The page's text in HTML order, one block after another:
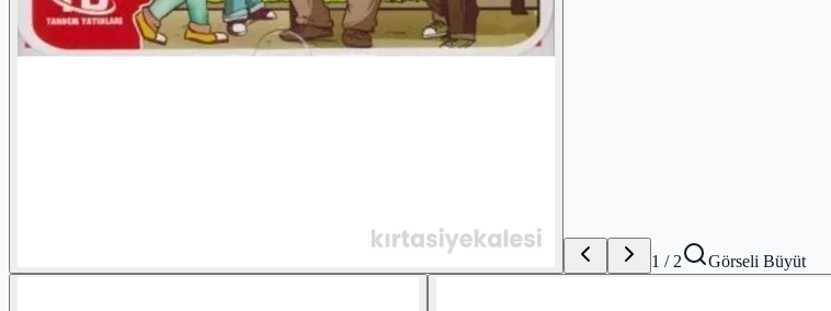
1 / 2 Görseli Büyüt